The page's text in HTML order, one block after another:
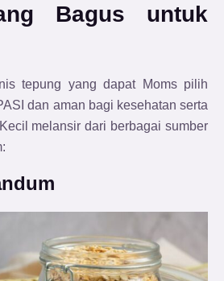
Bagus untuk
tepung yang dapat Moms pilih
dan aman bagi kesehatan serta
melansir dari berbagai sumber